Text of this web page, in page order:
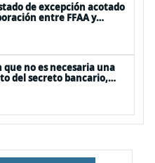
de excepción acotado
entre FFAA y
del todo pertinente
no es necesaria una
del secreto bancario,